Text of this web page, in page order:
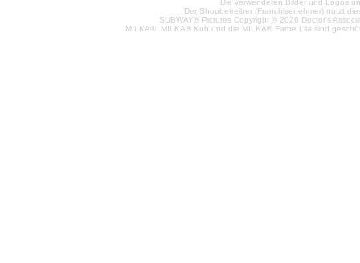
Die verwendeten Bilder und Logos
Der Shopbetreiber (Franchisenehmer) nutzt
SUBWAY® Pictures Copyright © 2026 Doctor's
MILKA®, MILKA® Kuh und die MILKA® Farbe Lila sind